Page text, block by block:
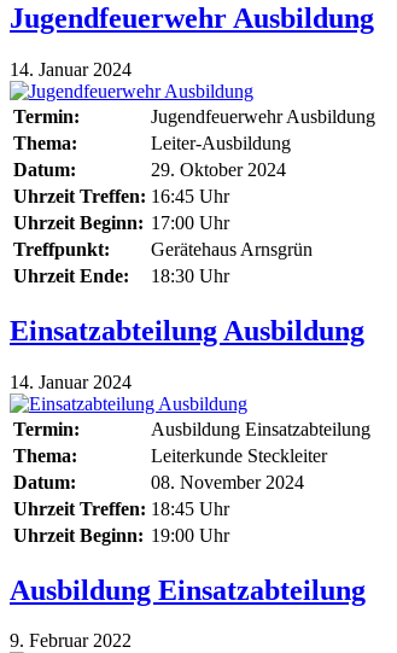
Jugendfeuerwehr Ausbildung
14. Januar 2024
Termin:
Jugendfeuerwehr Ausbildung
Thema:
Leiter-Ausbildung
Datum:
29. Oktober 2024
Uhrzeit Treffen: 16:45 Uhr
Uhrzeit Beginn: 17:00 Uhr
Treffpunkt:
Gerätehaus Arnsgrün
Uhrzeit Ende:
18:30 Uhr
Einsatzabteilung Ausbildung
14. Januar 2024
Termin:
Ausbildung Einsatzabteilung
Thema:
Leiterkunde Steckleiter
Datum:
08. November 2024
Uhrzeit Treffen: 18:45 Uhr
Uhrzeit Beginn: 19:00 Uhr
Ausbildung Einsatzabteilung
9. Februar 2022